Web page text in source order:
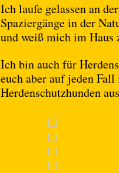
Ich laufe gelassen an
Spaziergänge in der
und weiß mich im Haus
Ich bin auch für
euch aber auf jeden
Herdenschutzhunden